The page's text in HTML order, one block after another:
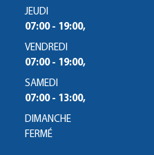
JEUDI
07:00 - 19:00,
VENDREDI
07:00 - 19:00,
SAMEDI
07:00 - 13:00,
DIMANCHE
FERMÉ